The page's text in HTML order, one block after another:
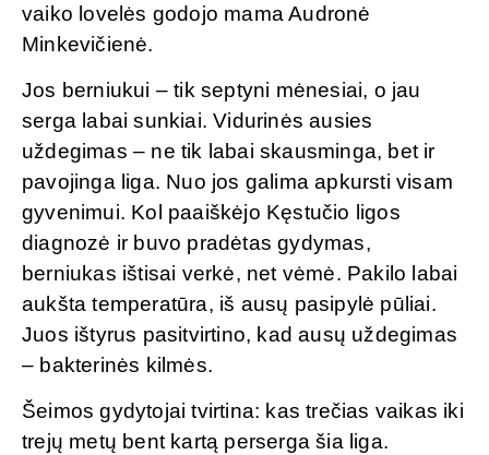
vaiko lovelės godojo mama Audronė
Minkevičienė.
Jos berniukui – tik septyni mėnesiai, o jau
serga labai sunkiai. Vidurinės ausies
uždegimas – ne tik labai skausminga, bet ir
pavojinga liga. Nuo jos galima apkursti visam
gyvenimui. Kol paaiškėjo Kęstučio ligos
diagnozė ir buvo pradėtas gydymas,
berniukas ištisai verkė, net vėmė. Pakilo labai
aukšta temperatūra, iš ausų pasipylė pūliai.
Juos ištyrus pasitvirtino, kad ausų uždegimas
– bakterinės kilmės.
Šeimos gydytojai tvirtina: kas trečias vaikas iki
trejų metų bent kartą perserga šia liga.